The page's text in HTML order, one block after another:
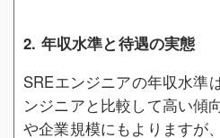
2. 年収水準と待遇の実態
SREエンジニアの年収水準
ンジニアと比較して高い傾
や企業規模にもよりますが